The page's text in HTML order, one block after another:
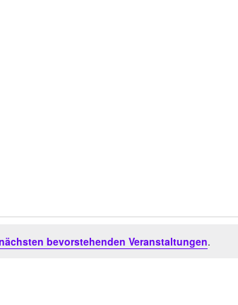
bevorstehenden Veranstaltungen.